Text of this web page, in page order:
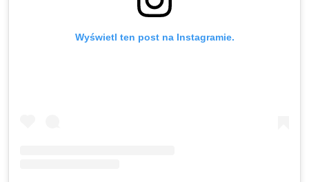
Wyświetl ten post na Instagramie.